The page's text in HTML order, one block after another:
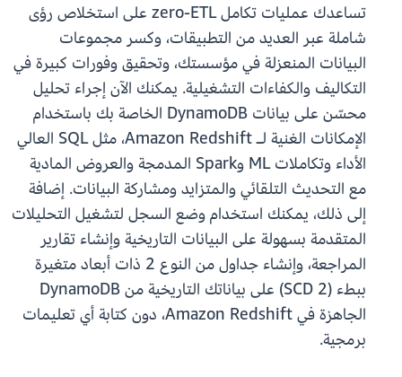
تساعدك عمليات تكامل zero-ETL على استخلاص رؤى
شاملة عبر العديد من التطبيقات، وكسر مجموعات
البيانات المنعزلة في مؤسستك، وتحقيق وفورات كبيرة في
التكاليف والكفاءات التشغيلية. يمكنك الآن إجراء تحليل
محسّن على بيانات DynamoDB الخاصة بك باستخدام
الإمكانات الغنية لـ Amazon Redshift، مثل SQL العالي
الأداء وتكاملات ML وSpark المدمجة والعروض المادية
مع التحديث التلقائي والمتزايد ومشاركة البيانات. إضافة
إلى ذلك، يمكنك استخدام وضع السجل لتشغيل التحليلات
المتقدمة بسهولة على البيانات التاريخية وإنشاء تقارير
المراجعة، وإنشاء جداول من النوع 2 ذات أبعاد متغيرة
ببطء (SCD 2) على بياناتك التاريخية من DynamoDB
الجاهزة في Amazon Redshift، دون كتابة أي تعليمات
برمجية.